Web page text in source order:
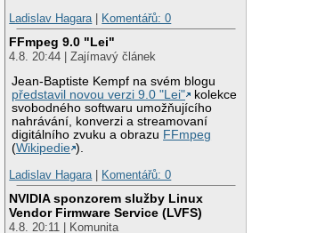
Ladislav Hagara| Komentářů: 0
FFmpeg 9.0 "Lei"
4.8. 20:44 | Zajímavý článek
Jean-Baptiste Kempf na svém blogu
představil novou verzi 9.0 "Lei"
kolekce
svobodného softwaru umožňujícího
nahrávání, konverzi a streamovaní
digitálního zvuku a obrazu FFmpeg
(Wikipedie ).
Ladislav Hagara| Komentářů: 0
NVIDIA sponzorem služby Linux
Vendor Firmware Service (LVFS)
4.8. 20:11 | Komunita